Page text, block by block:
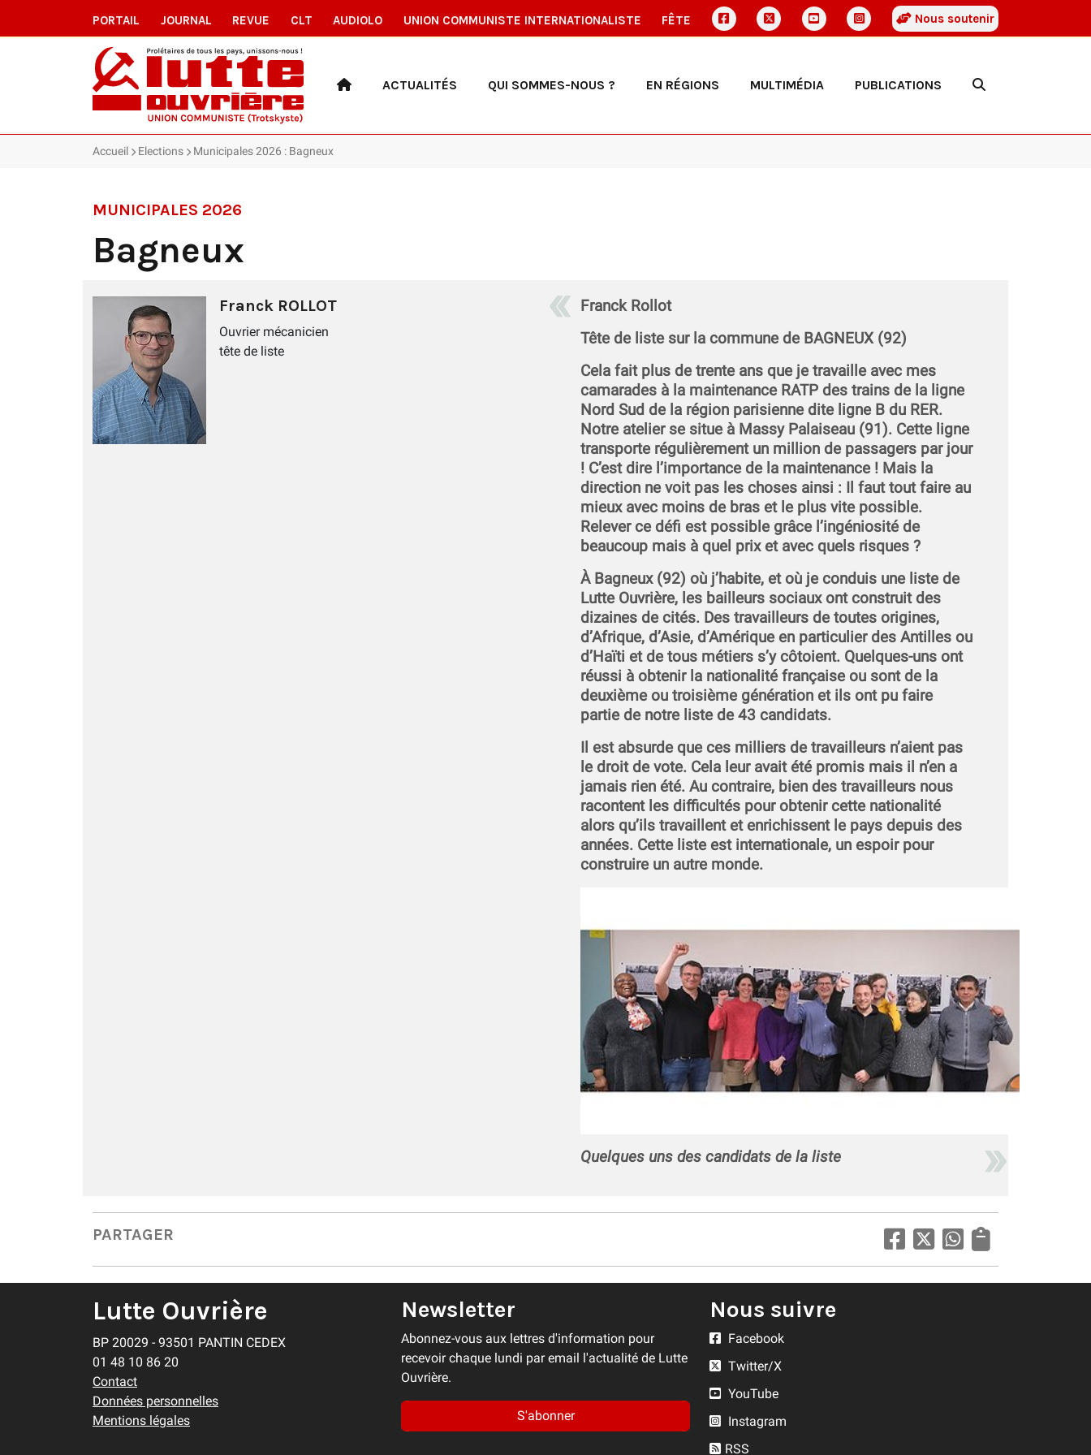
PORTAIL JOURNAL REVUE CLT AUDIOLO UNION COMMUNISTE INTERNATIONALISTE FÊTE Nous soutenir
ACTUALITÉS QUI SOMMES-NOUS ? EN RÉGIONS MULTIMÉDIA PUBLICATIONS
Accueil Elections Municipales 2026 : Bagneux
MUNICIPALES 2026
Bagneux
Franck ROLLOT
Ouvrier mécanicien
tête de liste
Franck Rollot
Tête de liste sur la commune de BAGNEUX (92)
Cela fait plus de trente ans que je travaille avec mes
camarades à la maintenance RATP des trains de la ligne
Nord Sud de la région parisienne dite ligne B du RER.
Notre atelier se situe à Massy Palaiseau (91). Cette ligne
transporte régulièrement un million de passagers par jour
! C’est dire l’importance de la maintenance ! Mais la
direction ne voit pas les choses ainsi : Il faut tout faire au
mieux avec moins de bras et le plus vite possible.
Relever ce défi est possible grâce l’ingéniosité de
beaucoup mais à quel prix et avec quels risques ?
À Bagneux (92) où j’habite, et où je conduis une liste de
Lutte Ouvrière, les bailleurs sociaux ont construit des
dizaines de cités. Des travailleurs de toutes origines,
d’Afrique, d’Asie, d’Amérique en particulier des Antilles ou
d’Haïti et de tous métiers s’y côtoient. Quelques-uns ont
réussi à obtenir la nationalité française ou sont de la
deuxième ou troisième génération et ils ont pu faire
partie de notre liste de 43 candidats.
Il est absurde que ces milliers de travailleurs n’aient pas
le droit de vote. Cela leur avait été promis mais il n’en a
jamais rien été. Au contraire, bien des travailleurs nous
racontent les difficultés pour obtenir cette nationalité
alors qu’ils travaillent et enrichissent le pays depuis des
années. Cette liste est internationale, un espoir pour
construire un autre monde.
Quelques uns des candidats de la liste
PARTAGER
Lutte Ouvrière
BP 20029 - 93501 PANTIN CEDEX
01 48 10 86 20
Contact
Données personnelles
Mentions légales
Newsletter
Abonnez-vous aux lettres d'information pour
recevoir chaque lundi par email l'actualité de Lutte
Ouvrière.
S'abonner
Nous suivre
Facebook
Twitter/X
YouTube
Instagram
RSS